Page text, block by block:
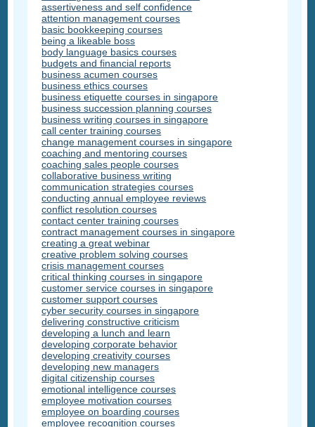
assertiveness and self confidence
attention management courses
basic bookkeeping courses
being a likeable boss
body language basics courses
budgets and financial reports
business acumen courses
business ethics courses
business etiquette courses in singapore
business succession planning courses
business writing courses in singapore
call center training courses
change management courses in singapore
coaching and mentoring courses
coaching sales people courses
collaborative business writing
communication strategies courses
conducting annual employee reviews
conflict resolution courses
contact center training courses
contract management courses in singapore
creating a great webinar
creative problem solving courses
crisis management courses
critical thinking courses in singapore
customer service courses in singapore
customer support courses
cyber security courses in singapore
delivering constructive criticism
developing a lunch and learn
developing corporate behavior
developing creativity courses
developing new managers
digital citizenship courses
emotional intelligence courses
employee motivation courses
employee on boarding courses
employee recognition courses